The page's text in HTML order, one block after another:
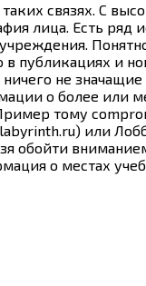
связях. С
лица. Есть ряд
публикациях и
не
о более или
тому
или
обойти
о местах